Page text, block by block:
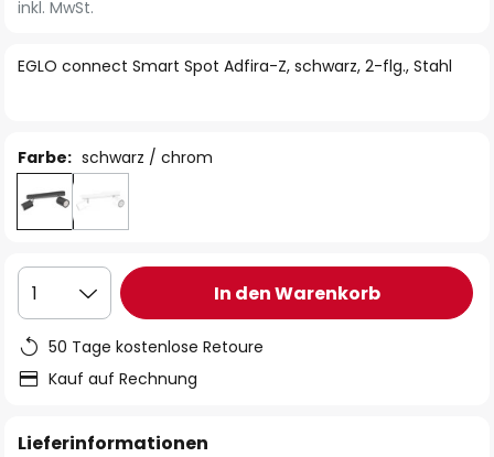
springen
EGLO connect Smart Spot Adfira-Z, schwarz, 2-flg., Stahl
inkl. MwSt.
Farbe: schwarz / chrom
1 In den Warenkorb
50 Tage kostenlose Retoure
Kauf auf Rechnung
Lieferinformationen